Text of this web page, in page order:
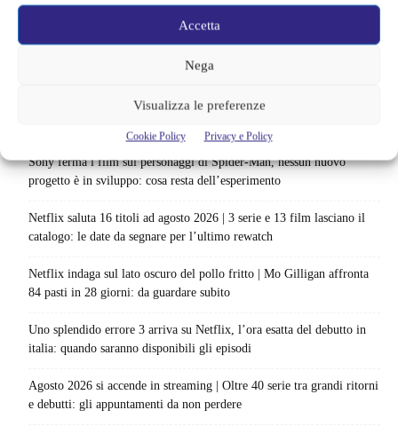
Accetta
Nega
Visualizza le preferenze
Cookie Policy Privacy e Policy
La paura dell’altezza torna al cinema | Il sequel di Fall cambia
Sony ferma i film sui personaggi di Spider-Man, nessun nuovo
progetto è in sviluppo: cosa resta dell’esperimento
Netflix saluta 16 titoli ad agosto 2026 | 3 serie e 13 film lasciano il
catalogo: le date da segnare per l’ultimo rewatch
Netflix indaga sul lato oscuro del pollo fritto | Mo Gilligan affronta
84 pasti in 28 giorni: da guardare subito
Uno splendido errore 3 arriva su Netflix, l’ora esatta del debutto in
italia: quando saranno disponibili gli episodi
Agosto 2026 si accende in streaming | Oltre 40 serie tra grandi ritorni
e debutti: gli appuntamenti da non perdere